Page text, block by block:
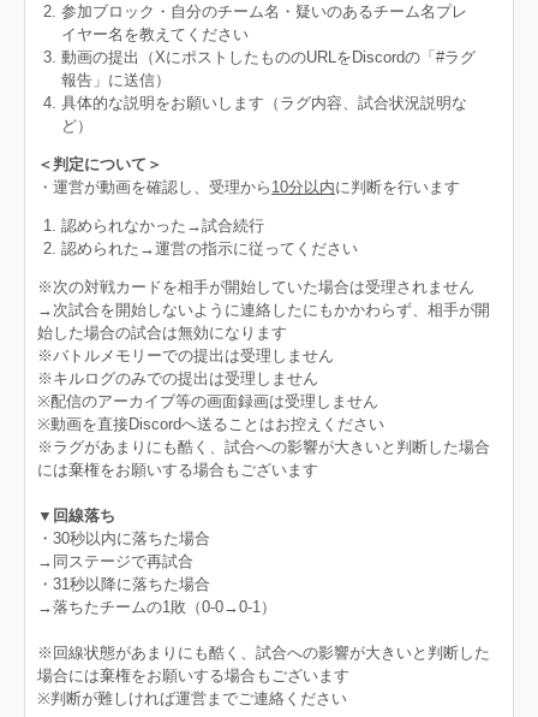
参加ブロック・自分のチーム名・疑いのあるチーム名プレ
イヤー名を教えてください
動画の提出（XにポストしたもののURLをDiscordの「#ラグ
報告」に送信）​​​​​​
具体的な説明をお願いします（ラグ内容、試合状況説明な
ど）
＜判定について＞
・運営が動画を確認し、受理から 10分以内に判断を行います
認められなかった→試合続行
認められた→運営の指示に従ってください
※次の対戦カードを相手が開始していた場合は受理されません
→次試合を開始しないように連絡したにもかかわらず、相手が開
始した場合の試合は無効になります
※バトルメモリーでの提出は受理しません
※キルログのみでの提出は受理しません
※配信のアーカイブ等の画面録画は受理しません
※動画を直接Discordへ送ることはお控えください
※ラグがあまりにも酷く、試合への影響が大きいと判断した場合
には棄権をお願いする場合もございます
▼回線落ち
・30秒以内に落ちた場合
→同ステージで再試合
・31秒以降に落ちた場合
→落ちたチームの1敗（0-0→0-1）
※回線状態があまりにも酷く、試合への影響が大きいと判断した
場合には棄権をお願いする場合もございます
※判断が難しければ運営までご連絡ください